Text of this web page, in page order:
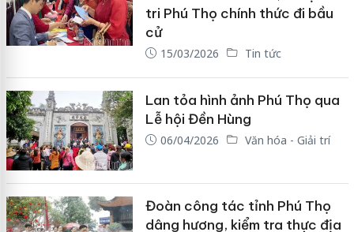
tri Phú Thọ chính thức đi bầu
cử
15/03/2026 Tin tức
Lan tỏa hình ảnh Phú Thọ qua
Lễ hội Đền Hùng
06/04/2026 Văn hóa - Giải trí
Đoàn công tác tỉnh Phú Thọ
dâng hương, kiểm tra thực địa